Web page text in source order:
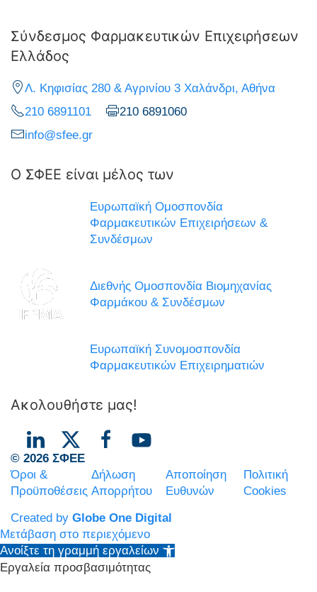
Σύνδεσμος Φαρμακευτικών Επιχειρήσεων
Ελλάδος
Λ. Κηφισίας 280 & Αγρινίου 3 Χαλάνδρι, Αθήνα
210 6891101
210 6891060
info@sfee.gr
Ο ΣΦΕΕ είναι μέλος των
Ευρωπαϊκή Ομοσπονδία
Φαρμακευτικών Επιχειρήσεων &
Συνδέσμων
Διεθνής Ομοσπονδία Βιομηχανίας
Φαρμάκου & Συνδέσμων
Ευρωπαϊκή Συνομοσπονδία
Φαρμακευτικών Επιχειρηματιών
Ακολουθήστε μας!
© 2026 ΣΦΕΕ
Όροι &
Προϋποθέσεις
Δήλωση
Απορρήτου
Αποποίηση
Ευθυνών
Πολιτική
Cookies
Created by Globe One Digital
Μετάβαση στο περιεχόμενο
Ανοίξτε τη γραμμή εργαλείων
Εργαλεία προσβασιμότητας